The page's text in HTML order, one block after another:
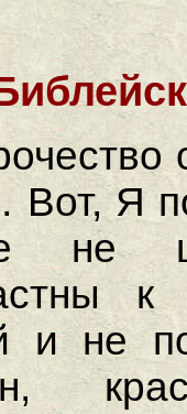
Вот, Я
не
и не